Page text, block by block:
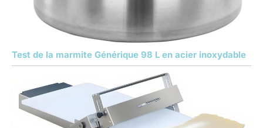
Test de la marmite Générique 98 L en acier inoxydable